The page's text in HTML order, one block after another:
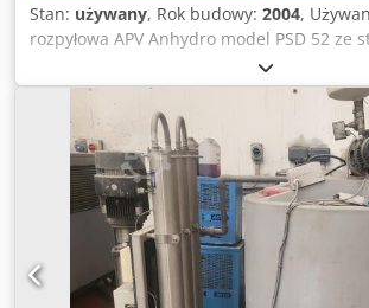
Stan: używany, Rok budowy: 2004,
rozpyłowa APV Anhydro model PSD 52 ze
(AISI 316). Maksymalna wydajność
odparowanie wody 9,3 kh/godz. przy
temperaturze powietrza 350 °C. Komora
średnicę około 1000 mm x 700 mm
boku x 1100 mm wysokości stożkowego
obrotowy rozpylacz rozpylający CMT
napędzany silnikiem IBAG o mocy 0,7 kW,
mm, zakres prędkości 10 000 - 60 000
znajduje się również elektryczna
mocy 12 kW, cyklon z pojemnikiem na